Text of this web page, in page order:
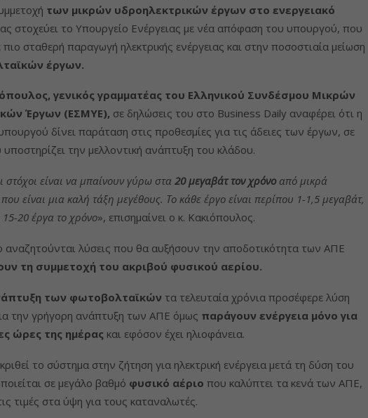
των μικρών υδροηλεκτρικών έργων στο ενεργειακό
στοχεύει το Υπουργείο Ενέργειας με νέα απόφαση του υπουργού, που
σταθερή παραγωγή ηλεκτρικής ενέργειας και στην ποσοστιαία μείωση
έργων.
γενικός γραμματέας του Ελληνικού Συνδέσμου Μικρών
Έργων (ΕΣΜΥΕ), σε δηλώσεις του στο Business Daily αναφέρει ότι η
δίνει παράταση στις προθεσμίες για τις άδειες των έργων, σε
υποστηρίζει την μελλοντική ανάπτυξη του κλάδου.
στόχοι είναι να μπαίνουν γύρω στα 20 μεγαβάτ τον χρόνο από μικρά
είναι μια καλή τάξη μεγέθους. Το κάθε έργο είναι περίπου 1-1,5 μεγαβάτ,
20 έργα το χρόνο», επισημαίνει ο κ. Κακιόπουλος.
αναζητούνται λύσεις που θα αυξήσουν την αποδοτικότητα των ΑΠΕ
τη συμμετοχή του ακριβού φυσικού αερίου.
των φωτοβολταϊκών τα τελευταία χρόνια προσέφερε λύση
την γρήγορη ανάπτυξη των ΑΠΕ όμως παράγουν ενέργεια μόνο για
ώρες της ημέρας και εφόσον έχει ηλιοφάνεια.
το σύστημα στην ζήτηση για ηλεκτρική ενέργεια μετά τη δύση του
σε μεγάλο βαθμό φυσικό αέριο που καλύπτει τα κενά των ΑΠΕ,
τιμές στα ύψη για τους καταναλωτές.